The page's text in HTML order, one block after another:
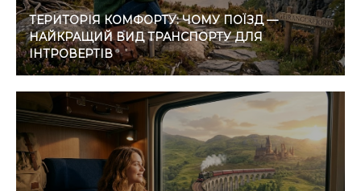
ТЕРИТОРІЯ КОМФОРТУ: ЧОМУ ПОЇЗД —
НАЙКРАЩИЙ ВИД ТРАНСПОРТУ ДЛЯ
ІНТРОВЕРТІВ